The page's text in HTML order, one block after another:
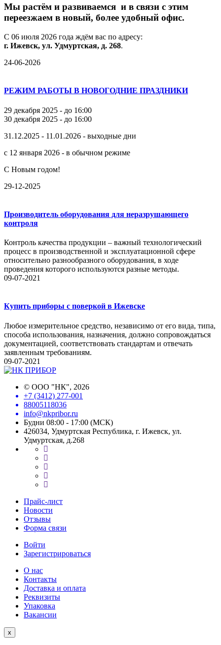
Мы растём и развиваемся и в связи с этим
переезжаем в новый, более удобный офис.
С 06 июля 2026 года ждём вас по адресу:
г. Ижевск, ул. Удмуртская, д. 268.
24-06-2026
РЕЖИМ РАБОТЫ В НОВОГОДНИЕ ПРАЗДНИКИ
29 декабря 2025 - до 16:00
30 декабря 2025 - до 16:00
31.12.2025 - 11.01.2026 - выходные дни
с 12 января 2026 - в обычном режиме
С Новым годом!
29-12-2025
Производитель оборудования для неразрушающего
контроля
Контроль качества продукции – важный технологический
процесс в производственной и эксплуатационной сфере
относительно разнообразного оборудования, в ходе
проведения которого используются разные методы.
09-07-2021
Купить приборы с поверкой в Ижевске
Любое измерительное средство, независимо от его вида, типа,
способа использования, назначения, должно сопровождаться
документацией, соответствовать стандартам и отвечать
заявленным требованиям.
09-07-2021
© ООО "НК", 2026
+7 (3412) 277-001
88005118036
info@nkpribor.ru
Будни 08:00 - 17:00 (МСК)
426034, Удмуртская Республика, г. Ижевск, ул.
Удмуртская, д.268
Прайс-лист
Новости
Отзывы
Форма связи
Войти
Зарегистрироваться
О нас
Контакты
Доставка и оплата
Реквизиты
Упаковка
Вакансии
x